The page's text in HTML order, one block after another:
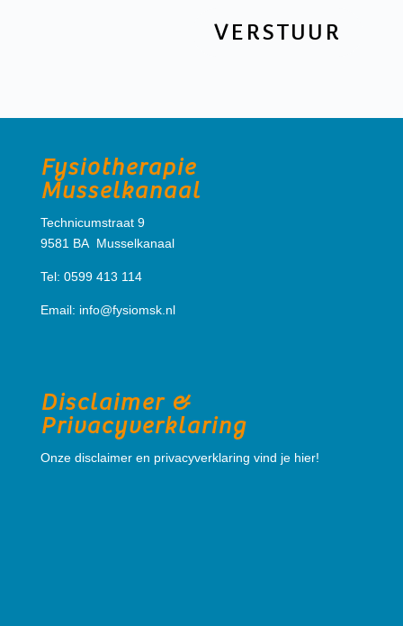
VERSTUUR
Fysiotherapie
Musselkanaal
Technicumstraat 9
9581 BA Musselkanaal
Tel: 0599 413 114
Email: info@fysiomsk.nl
Disclaimer &
Privacyverklaring
Onze disclaimer en privacyverklaring vind je hier!